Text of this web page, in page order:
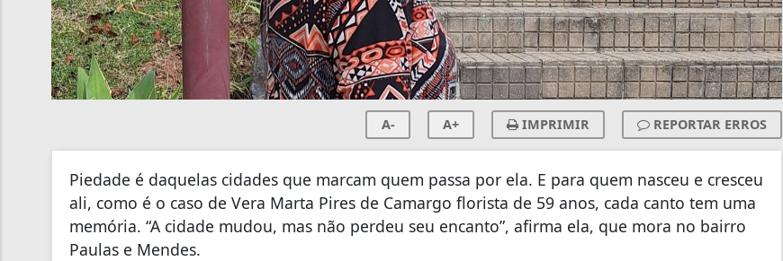
A- A+ IMPRIMIR REPORTAR ERROS
Piedade é daquelas cidades que marcam quem passa por ela. E para quem nasceu e cresceu
ali, como é o caso de Vera Marta Pires de Camargo florista de 59 anos, cada canto tem uma
memória. “A cidade mudou, mas não perdeu seu encanto”, afirma ela, que mora no bairro
Paulas e Mendes.